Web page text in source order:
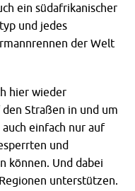
ein südafrikanischer
und jedes
der Welt
hier wieder
Straßen in und um
einfach nur auf
und
können. Und dabei
unterstützen.